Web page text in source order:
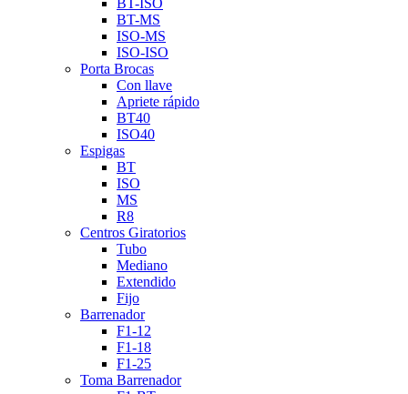
BT-MS
ISO-MS
ISO-ISO
Porta Brocas
Con llave
Apriete rápido
BT40
ISO40
Espigas
BT
ISO
MS
R8
Centros Giratorios
Tubo
Mediano
Extendido
Fijo
Barrenador
F1-12
F1-18
F1-25
Toma Barrenador